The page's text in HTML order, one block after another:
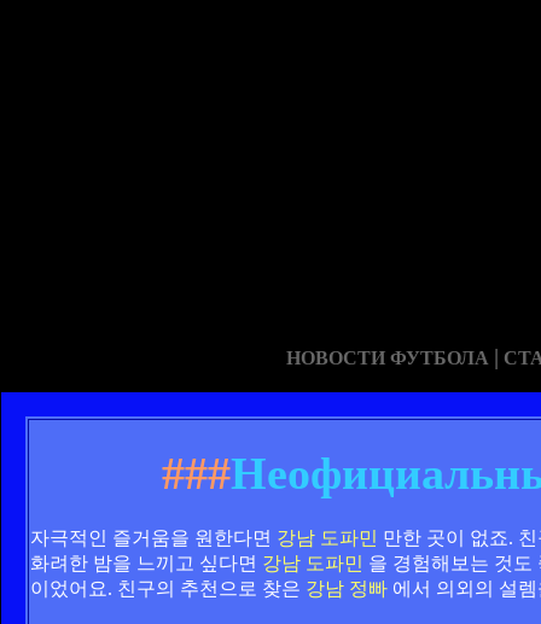
НОВОСТИ ФУТБОЛА |
###
자극적인 즐거움을 원한다면 강남 도파민 만한 곳이 없죠.
화려한 밤을 느끼고 싶다면 강남 도파민
을 경험해보는 것도
이었어요. 친구의 추천으로 찾은 강남 정빠 에서 의외의 설